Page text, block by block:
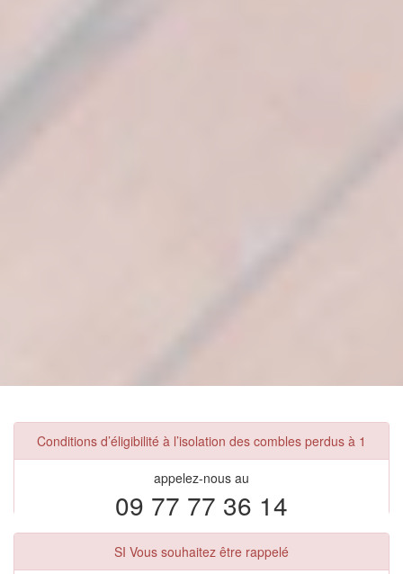
Conditions d’éligibilité à l’isolation des combles perdus à 1
appelez-nous au
09 77 77 36 14
SI Vous souhaitez être rappelé